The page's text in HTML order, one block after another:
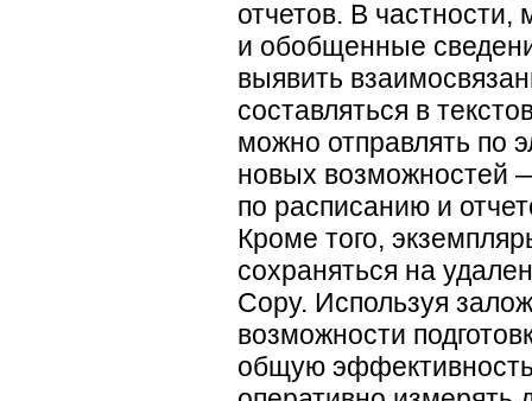
отчетов. В
и обобщенные
выявить
составляться в
можно отправлять по
новых возможностей
по расписанию и
Кроме того,
сохраняться на
Copy. Используя
возможности
общую